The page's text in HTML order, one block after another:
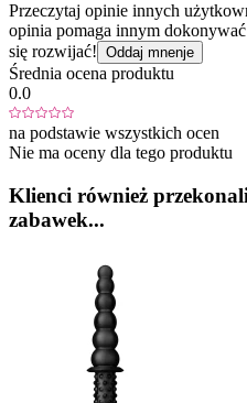
Przeczytaj opinie innych
opinia pomaga innym
się rozwijać! Oddaj mnenje
Średnia ocena produktu
0.0
na podstawie wszystkich ocen
Nie ma oceny dla tego produktu
Klienci również
zabawek...